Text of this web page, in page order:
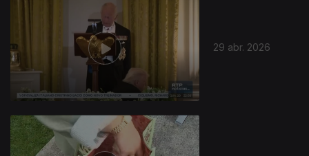
29 abr. 2026